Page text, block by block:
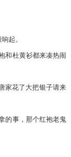
起。
杜黄衫都来凑热闹
家花了大把银子请来
的事，那个红袍老鬼